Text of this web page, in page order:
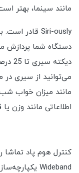
مانند سینما، بهتر است، زیرا به
دستگاه شما پردازش
می‌توانید از سیری در
مانند میزان خواب
اطلاعاتی مانند وزن